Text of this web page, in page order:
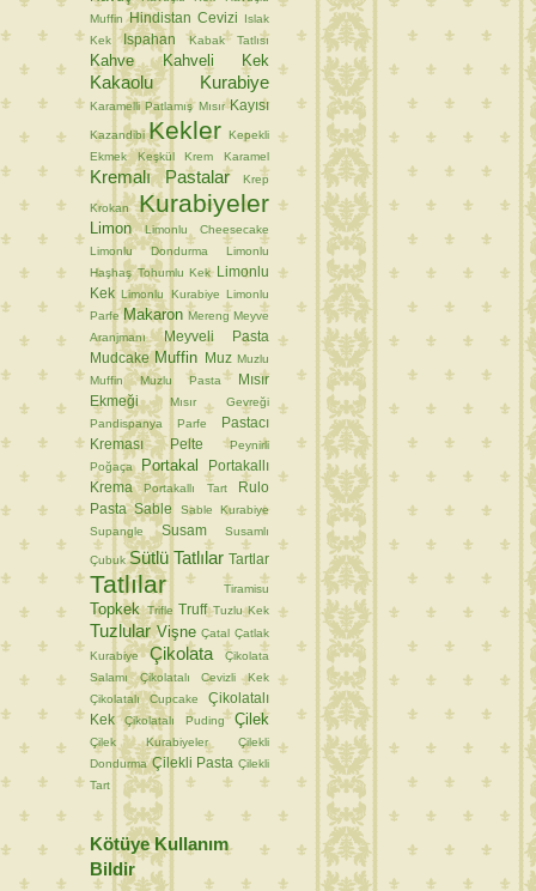
Muffin Hindistan Cevizi
Islak
Kek
Ispahan Kabak Tatlısı
Kahve Kahveli Kek
Kakaolu Kurabiye
Karamelli Patlamış Mısır Kayısı
Kazandibi Kekler Kepekli
Ekmek
Keşkül Krem Karamel
Kremalı Pastalar Krep
Krokan Kurabiyeler
Limon
Limonlu Cheesecake
Limonlu Dondurma
Limonlu
Haşhaş Tohumlu Kek
Limonlu
Kek Limonlu Kurabiye Limonlu
Parfe Makaron Mereng Meyve
Aranjmanı
Meyveli Pasta
Mudcake Muffin Muz Muzlu
Muffin
Muzlu Pasta
Mısır
Ekmeği
Mısır Gevreği
Pandispanya
Parfe
Pastacı
Kreması
Pelte
Peynirli
Poğaça
Portakal
Portakallı
Krema
Portakallı Tart
Rulo
Pasta Sable
Sable Kurabiye
Supangle
Susam Susamlı
Çubuk Sütlü Tatlılar Tartlar
Tatlılar Tiramisu
Topkek Trifle Truff Tuzlu Kek
Tuzlular Vişne Çatal Çatlak
Kurabiye
Çikolata
Çikolata
Salamı
Çikolatalı Cevizli Kek
Çikolatalı Cupcake
Çikolatalı
Kek
Çikolatalı Puding Çilek
Çilek Kurabiyeler
Çilekli
Dondurma Çilekli Pasta Çilekli
Tart
Kötüye Kullanım
Bildir